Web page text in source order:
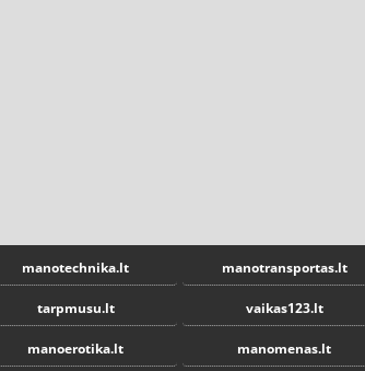
manotechnika.lt manotransportas.lt
tarpmusu.lt vaikas123.lt
manoerotika.lt manomenas.lt